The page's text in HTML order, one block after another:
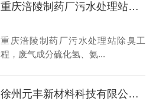
重庆涪陵制药厂污水处理站除臭工程
重庆涪陵制药厂污水处理站除臭工
程，废气成分硫化氢、氨...
徐州元丰新材料科技有限公司废气处理项目